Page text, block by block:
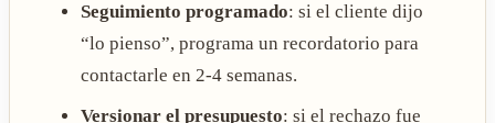
Seguimiento programado: si el cliente dijo
“lo pienso”, programa un recordatorio para
contactarle en 2-4 semanas.
Versionar el presupuesto: si el rechazo fue